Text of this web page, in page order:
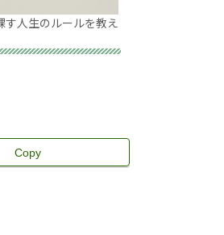
す人生のルールを教え
Copy